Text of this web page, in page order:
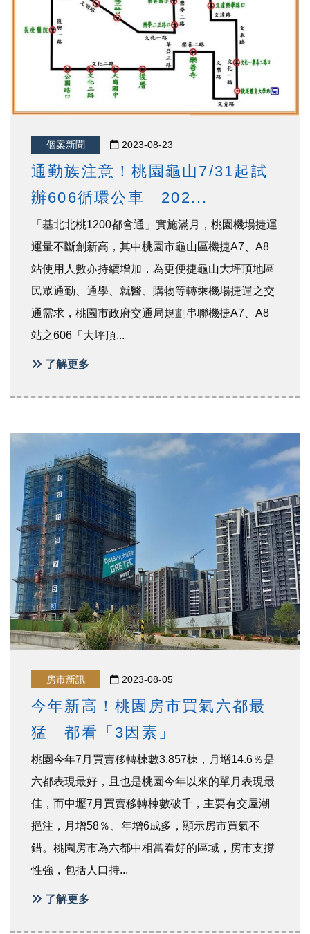
個案新聞 2023-08-23
通勤族注意！桃園龜山7/31起試
辦606循環公車 202...
「基北北桃1200都會通」實施滿月，桃園機場捷運
運量不斷創新高，其中桃園市龜山區機捷A7、A8
站使用人數亦持續增加，為更便捷龜山大坪頂地區
民眾通勤、通學、就醫、購物等轉乘機場捷運之交
通需求，桃園市政府交通局規劃串聯機捷A7、A8
站之606「大坪頂...
了解更多
房市新訊 2023-08-05
今年新高！桃園房市買氣六都最
猛 都看「3因素」
桃園今年7月買賣移轉棟數3,857棟，月增14.6％是
六都表現最好，且也是桃園今年以來的單月表現最
佳，而中壢7月買賣移轉棟數破千，主要有交屋潮
挹注，月增58％、年增6成多，顯示房市買氣不
錯。桃園房市為六都中相當看好的區域，房市支撐
性強，包括人口持...
了解更多